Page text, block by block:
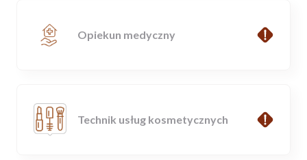
Opiekun medyczny
Technik usług kosmetycznych